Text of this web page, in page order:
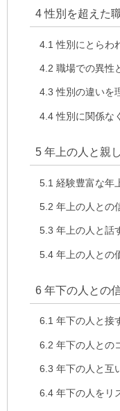
4性別を超えた
4.1 性別にとらわ
4.2 職場での異性
4.3 性別の違いを
4.4 性別に関係な
5 年上の人と親
5.1 経験豊富な年
5.2 年上の人との
5.3 年上の人と話
5.4 年上の人との
6 年下の人との
6.1 年下の人と接
6.2 年下の人との
6.3 年下の人と互
6.4 年下の人をリ